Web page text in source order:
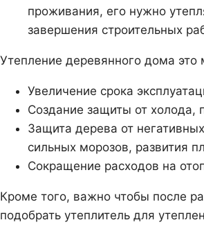
проживания, его нужно
завершения строительных
Утепление деревянного дома
Увеличение срока
Создание защиты от холода,
Защита дерева от
сильных морозов, развития
Сокращение расходов на
Кроме того, важно чтобы после
подобрать утеплитель для